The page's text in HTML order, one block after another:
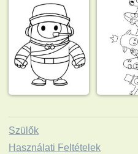
Szülők
Használati Feltételek